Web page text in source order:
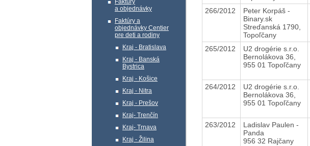
Faktúry
a objednávky
Faktúry a
objednávky Centier
pre deti a rodiny
Kraj - Bratislava
Kraj - Banská
Bystrica
Kraj - Košice
Kraj - Nitra
Kraj - Prešov
Kraj- Trenčín
Kraj- Trnava
Kraj - Žilina
266/2012
Peter Korpáš -
Binary.sk
Streďanská 1790,
Topoľčany
265/2012
U2 drogérie s.r.o.
Bernolákova 36,
955 01 Topoľčany
264/2012
U2 drogérie s.r.o.
Bernolákova 36,
955 01 Topoľčany
263/2012
Ladislav Paulen -
Panda
956 32 Rajčany